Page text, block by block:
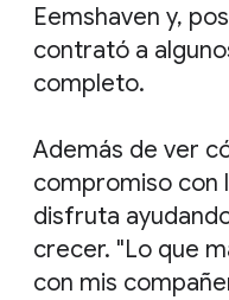
Eemshaven y,
contrató a
completo.
Además de ver
compromiso con
disfruta
crecer. "Lo que
con mis